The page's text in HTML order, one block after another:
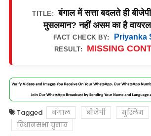
TITLE:
बंगाल में सत्ता बदलते ही
मुसलमान? नहीं असम का है वायरल
FACT CHECK BY: Priyanka
RESULT: MISSING
Tagged बंगाल बीजेपी
मुस्लिम
विधानसभा चुनाव